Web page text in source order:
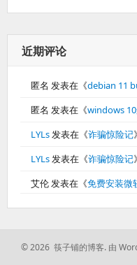
近期评论
匿名 发表在《debian 11
匿名 发表在《windows
LYLs发表在《诈骗惊险记》
LYLs发表在《诈骗惊险记》
艾伦发表在《免费安装微
© 2026 筷子铺的博客. 由